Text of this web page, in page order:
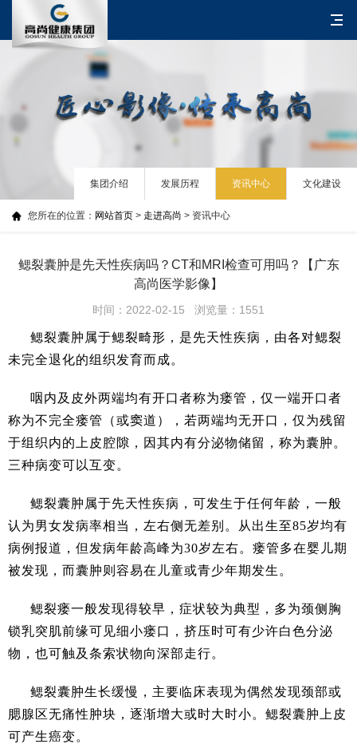
您所在的位置： 网站首页 > 走进高尚 > 资讯中心
集团介绍 发展历程 资讯中心 文化建设
鳃裂囊肿是先天性疾病吗？CT和MRI检查可用吗？【广东
高尚医学影像】
时间：2022-02-15 浏览量：1551
鳃裂囊肿属于鳃裂畸形，是先天性疾病，由各对鳃裂
未完全退化的组织发育而成。
咽内及皮外两端均有开口者称为瘘管，仅一端开口者
称为不完全瘘管（或窦道），若两端均无开口，仅为残留
于组织内的上皮腔隙，因其内有分泌物储留，称为囊肿。
三种病变可以互变。
鳃裂囊肿属于先天性疾病，可发生于任何年龄，一般
认为男女发病率相当，左右侧无差别。从出生至85岁均有
病例报道，但发病年龄高峰为30岁左右。瘘管多在婴儿期
被发现，而囊肿则容易在儿童或青少年期发生。
鳃裂瘘一般发现得较早，症状较为典型，多为颈侧胸
锁乳突肌前缘可见细小瘘口，挤压时可有少许白色分泌
物，也可触及条索状物向深部走行。
鳃裂囊肿生长缓慢，主要临床表现为偶然发现颈部或
腮腺区无痛性肿块，逐渐增大或时大时小。鳃裂囊肿上皮
可产生癌变。